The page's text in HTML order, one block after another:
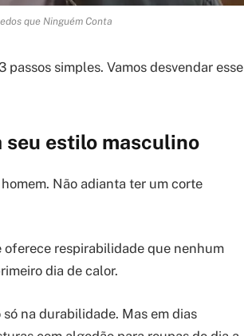
que Ninguém Conta
simples. Vamos desvendar esse
seu estilo masculino
Não adianta ter um corte
oferece respirabilidade que nenhum
dia de calor.
na durabilidade. Mas em dias